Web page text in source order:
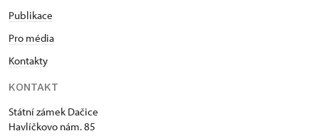
Publikace
Pro média
Kontakty
KONTAKT
Státní zámek Dačice
Havlíčkovo nám. 85